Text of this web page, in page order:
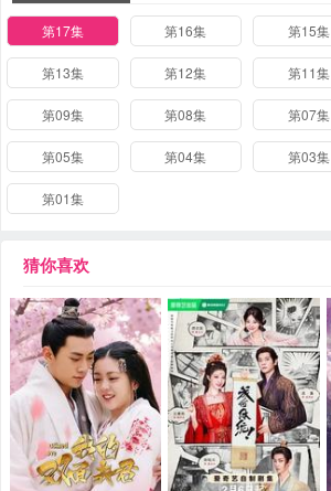
第17集 第16集 第15集
第13集 第12集 第11集
第09集 第08集 第07集
第05集 第04集 第03集
第01集
猜你喜欢